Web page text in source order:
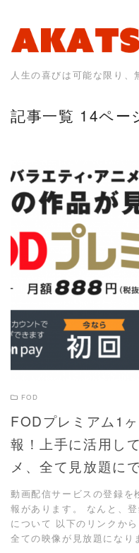
content
人生の喜びは可能な限り、
記事一覧 14ペー
FOD
FODプレミアム1
報！上手に活用し
メ、全て見放題に
動画配信サービスの登録
報があります。 なんと、
について 以下のリンクか
全ての映像が見放題にな